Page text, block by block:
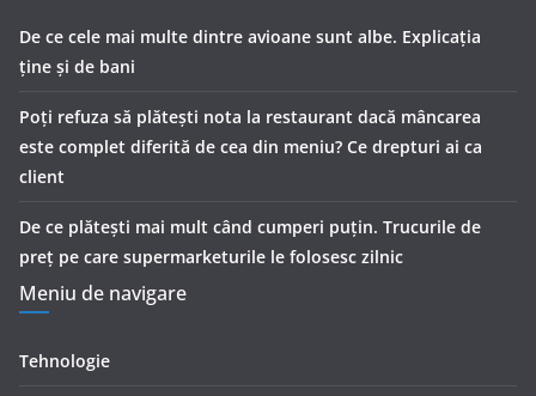
De ce cele mai multe dintre avioane sunt albe. Explicația
ține și de bani
Poți refuza să plătești nota la restaurant dacă mâncarea
este complet diferită de cea din meniu? Ce drepturi ai ca
client
De ce plătești mai mult când cumperi puțin. Trucurile de
preț pe care supermarketurile le folosesc zilnic
Meniu de navigare
Tehnologie